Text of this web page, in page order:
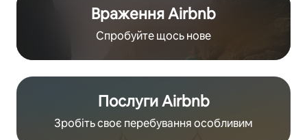
Враження Airbnb
Спробуйте щось нове
Послуги Airbnb
Зробіть своє перебування особливим